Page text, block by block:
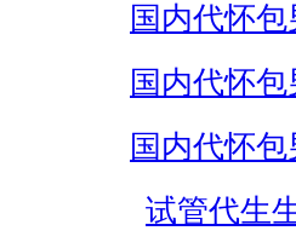
国内代怀
国内代怀
国内代怀
试管代生